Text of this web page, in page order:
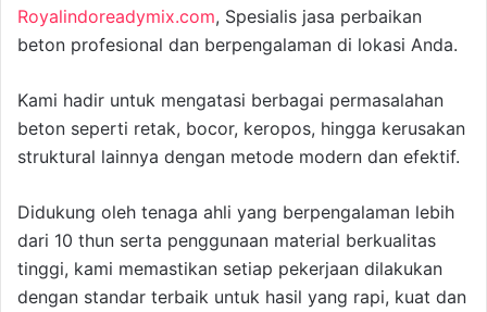
Royalindoreadymix.com, Spesialis jasa perbaikan
beton profesional dan berpengalaman di lokasi Anda.
Kami hadir untuk mengatasi berbagai permasalahan
beton seperti retak, bocor, keropos, hingga kerusakan
struktural lainnya dengan metode modern dan efektif.
Didukung oleh tenaga ahli yang berpengalaman lebih
dari 10 thun serta penggunaan material berkualitas
tinggi, kami memastikan setiap pekerjaan dilakukan
dengan standar terbaik untuk hasil yang rapi, kuat dan